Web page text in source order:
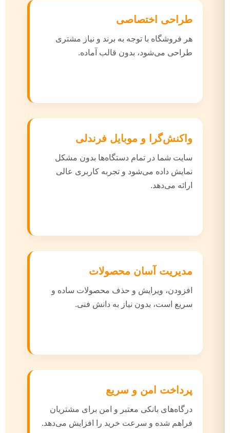
طراحی اختصاصی
هر فروشگاه با توجه به برند و نیاز مشتری
طراحی می‌شود، بدون قالب آماده.
واکنش‌گرا و موبایل فرندلی
سایت شما در تمام دستگاه‌ها بدون مشکل
نمایش داده می‌شود و تجربه کاربری عالی
ارائه می‌دهد.
مدیریت آسان محصولات
افزودن، ویرایش و حذف محصولات ساده و
سریع است، بدون نیاز به دانش فنی.
پرداخت امن و سریع
درگاه‌های بانکی معتبر و امن برای مشتریان
فراهم شده و سرعت خرید را افزایش می‌دهد.